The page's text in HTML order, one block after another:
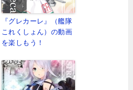
『グレカーレ』（艦隊
これくしょん）の動画
を楽しもう！